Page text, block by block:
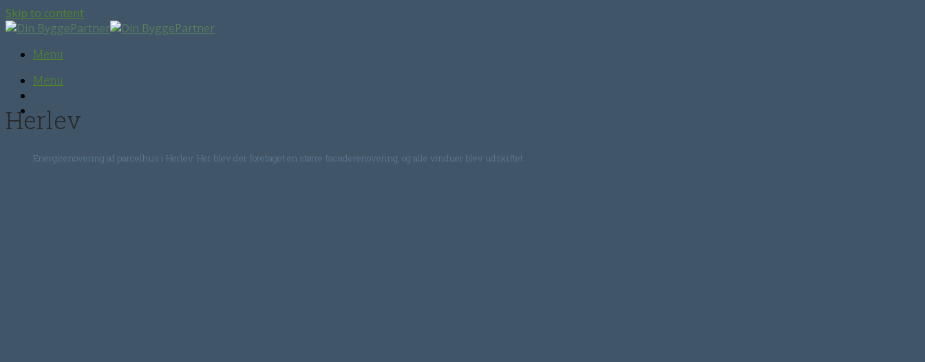
Skip to content
Menu
Menu
Herlev
Energirenovering af parcelhus i Herlev. Her blev der foretaget en større facaderenovering, og alle vinduer blev udskiftet.